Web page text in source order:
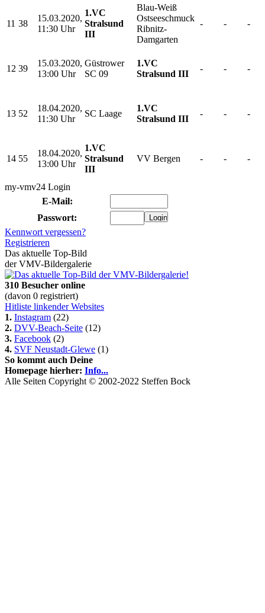
11 38
15.03.2020,
11:30 Uhr
1.VC
Stralsund
III
Blau-Weiß
Ostseeschmuck
Ribnitz-
Damgarten
- - -
12 39
15.03.2020,
13:00 Uhr
Güstrower
SC 09
1.VC
Stralsund III
- - -
13 52
18.04.2020,
11:30 Uhr
SC Laage
1.VC
Stralsund III
- - -
14 55
18.04.2020,
13:00 Uhr
1.VC
Stralsund
III
VV Bergen - - -
my-vmv24 Login
E-Mail:
Passwort:
Kennwort vergessen?
Registrieren
Das aktuelle Top-Bild
der VMV-Bildergalerie
310 Besucher online
(davon 0 registriert)
Hitliste linkender Websites
1. Instagram (22)
2. DVV-Beach-Seite (12)
3. Facebook (2)
4. SVF Neustadt-Glewe (1)
So kommt auch Deine
Homepage hierher: Info...
Alle Seiten Copyright © 2002-2022 Steffen Bock